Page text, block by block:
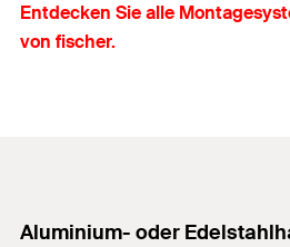
Entdecken Sie alle
von fischer.
Aluminium- oder